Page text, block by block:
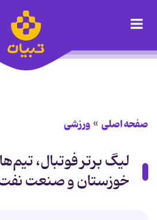
صفحه اصلی ورزشی
لیگ برتر فوتبال،
خوزستان و صنعت نفت